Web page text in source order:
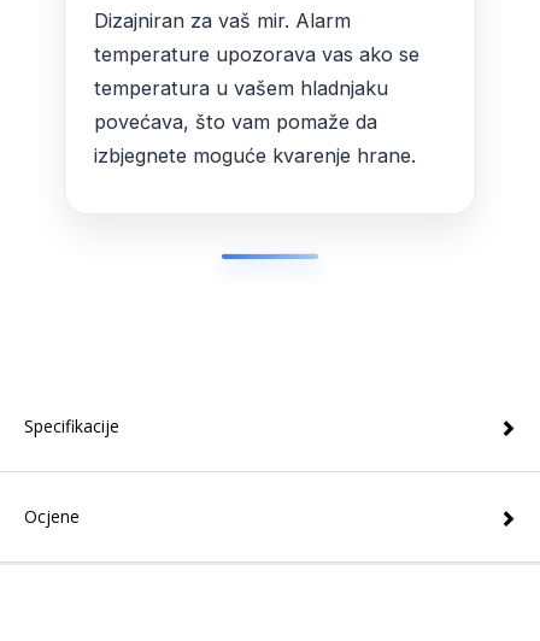
Dizajniran za vaš mir. Alarm
temperature upozorava vas ako se
temperatura u vašem hladnjaku
povećava, što vam pomaže da
izbjegnete moguće kvarenje hrane.
Specifikacije
Ocjene